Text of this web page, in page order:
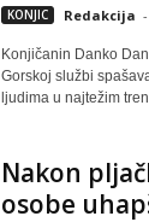
KONJIC Redakcija -
Konjičanin Danko
Gorskoj službi
ljudima u najtežim
Nakon
osobe